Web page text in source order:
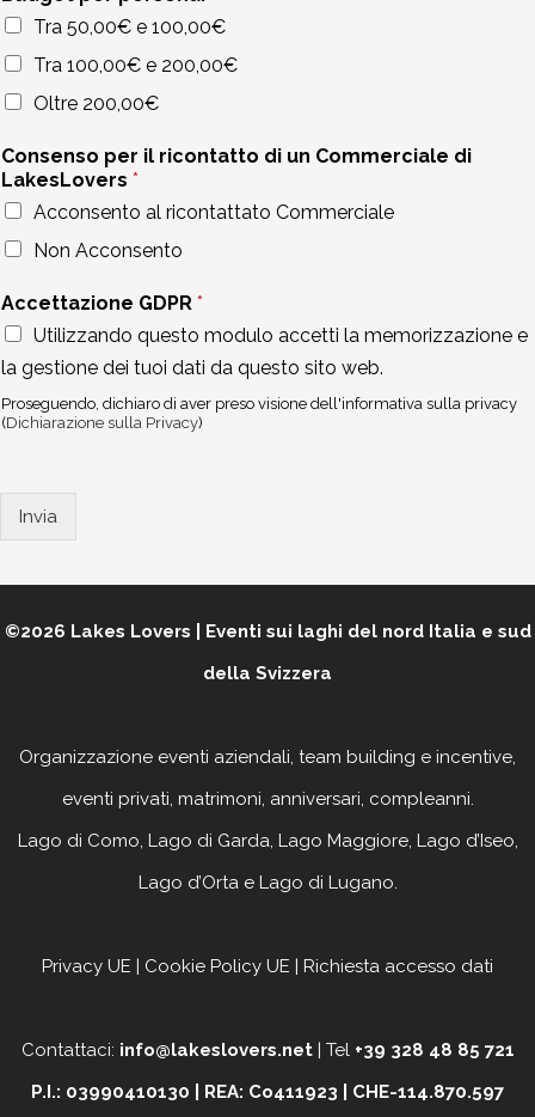
Tra 50,00€ e 100,00€
Tra 100,00€ e 200,00€
Oltre 200,00€
Consenso per il ricontatto di un Commerciale di
LakesLovers *
Acconsento al ricontattato Commerciale
Non Acconsento
Accettazione GDPR *
Utilizzando questo modulo accetti la memorizzazione e
la gestione dei tuoi dati da questo sito web.
Proseguendo, dichiaro di aver preso visione dell'informativa sulla privacy
(Dichiarazione sulla Privacy)
Invia
©2026 Lakes Lovers | Eventi sui laghi del nord Italia e sud
della Svizzera
Organizzazione eventi aziendali, team building e incentive,
eventi privati, matrimoni, anniversari, compleanni.
Lago di Como, Lago di Garda, Lago Maggiore, Lago d’Iseo,
Lago d’Orta e Lago di Lugano.
Privacy UE | Cookie Policy UE | Richiesta accesso dati
Contattaci: info@lakeslovers.net| Tel +39 328 48 85 721
P.I.: 03990410130 | REA: Co411923 | CHE-114.870.597